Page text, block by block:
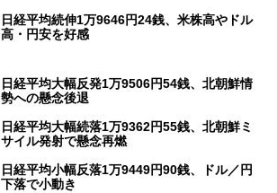
日経平均続伸1万9646円24銭、米株高やドル
高・円安を好感
日経平均大幅反発1万9506円54銭、北朝鮮情
勢への懸念後退
日経平均大幅続落1万9362円55銭、北朝鮮ミ
サイル発射で懸念再燃
日経平均小幅反落1万9449円90銭、ドル／円
下落で小動き